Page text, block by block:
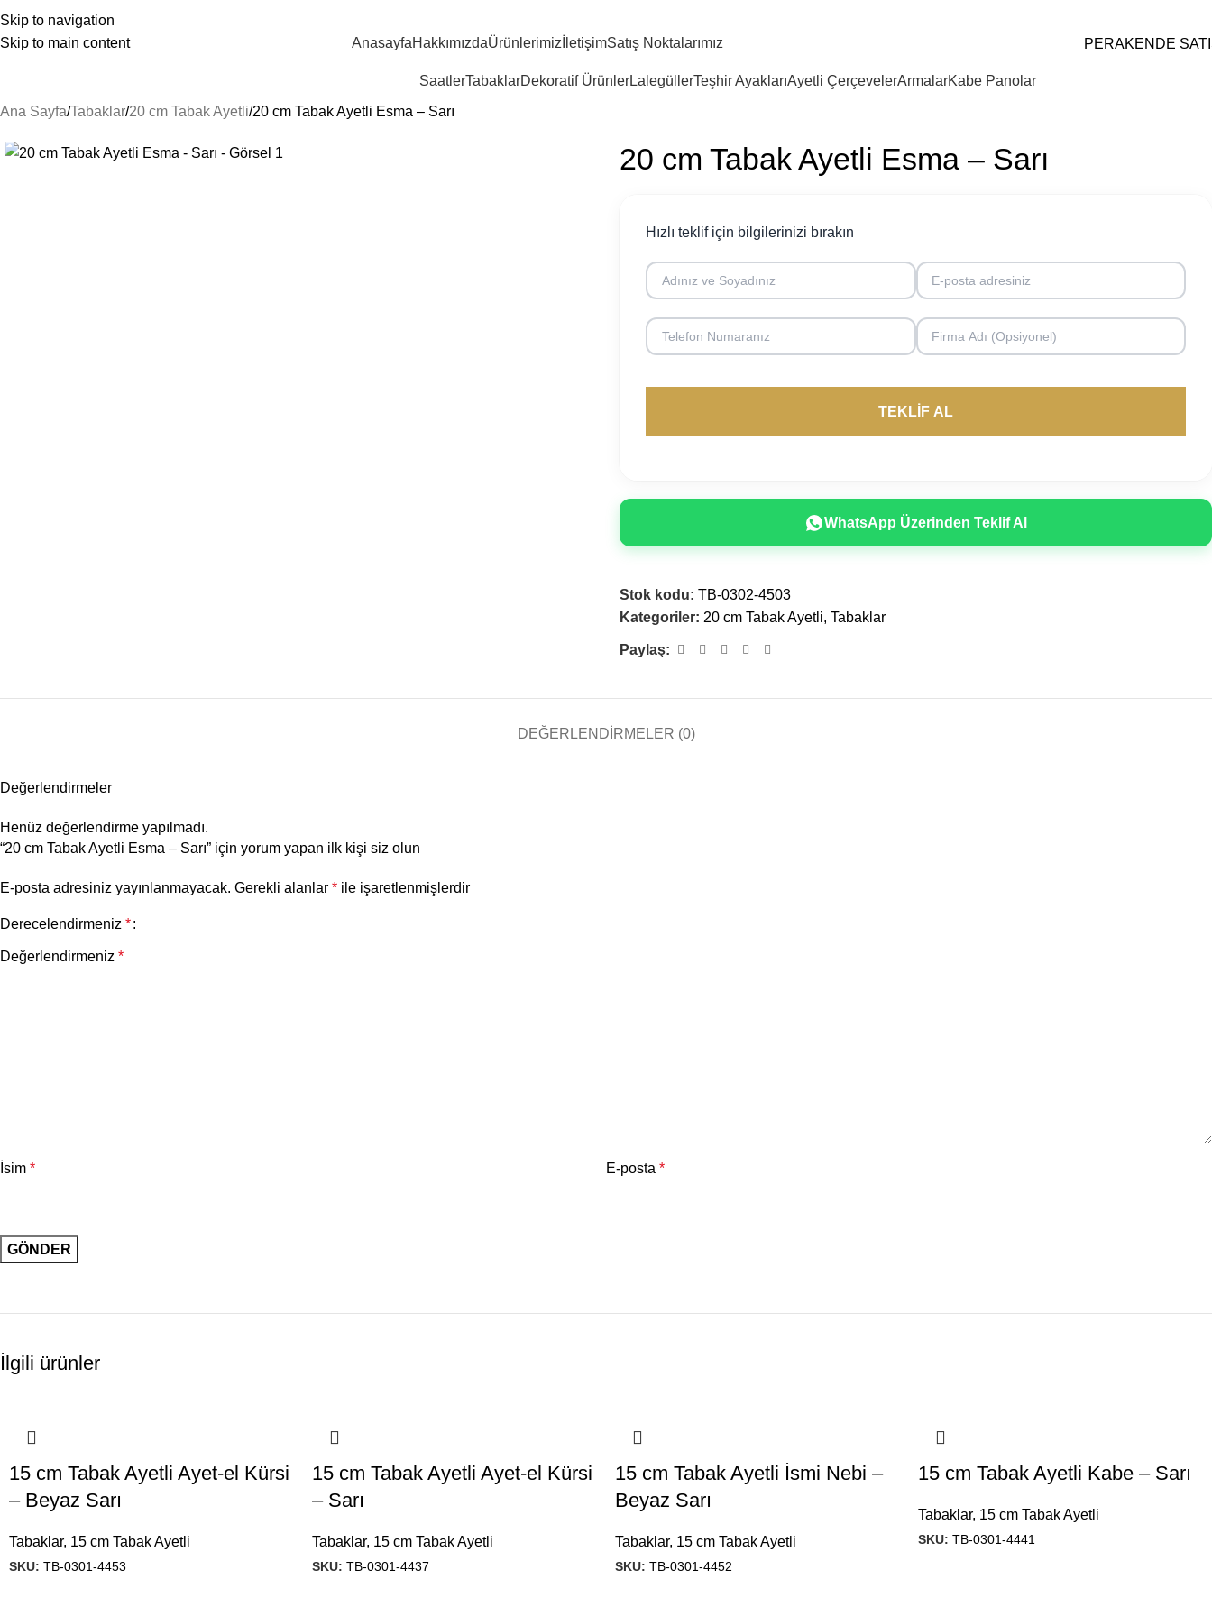
Skip to navigation
Skip to main content
AnasayfaHakkımızdaÜrünlerimiz İletişimSatış Noktalarımız PERAKENDE
SaatlerTabaklarDekoratif ÜrünlerLalegüllerTeşhir AyaklarıAyetli ÇerçevelerArmalarKabe Panolar
Ana Sayfa Tabaklar 20 cm Tabak Ayetli 20 cm Tabak Ayetli Esma – Sarı
20 cm Tabak Ayetli Esma – Sarı
Hızlı teklif için bilgilerinizi bırakın
WhatsApp Üzerinden Teklif Al
Stok kodu: TB-0302-4503
Kategoriler: 20 cm Tabak Ayetli, Tabaklar
Paylaş:
DEĞERLENDIRMELER (0)
Değerlendirmeler
Henüz değerlendirme yapılmadı.
“20 cm Tabak Ayetli Esma – Sarı” için yorum yapan ilk kişi siz olun
E-posta adresiniz yayınlanmayacak. Gerekli alanlar * ile işaretlenmişlerdir
Derecelendirmeniz *
Değerlendirmeniz *
İsim * E-posta *
İlgili ürünler
15 cm Tabak Ayetli Ayet-el Kürsi
– Beyaz Sarı
Tabaklar, 15 cm Tabak Ayetli
SKU: TB-0301-4453
15 cm Tabak Ayetli Ayet-el Kürsi
– Sarı
Tabaklar, 15 cm Tabak Ayetli
SKU: TB-0301-4437
15 cm Tabak Ayetli İsmi Nebi –
Beyaz Sarı
Tabaklar, 15 cm Tabak Ayetli
SKU: TB-0301-4452
15 cm Tabak Ayetli Kabe – Sarı
Tabaklar, 15 cm Tabak Ayetli
SKU: TB-0301-4441